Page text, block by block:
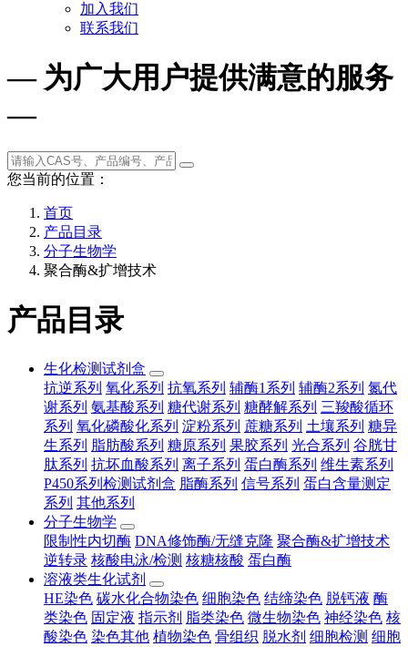
加入我们
联系我们
— 为广大用户提供满意的服务
—
您当前的位置：
首页
产品目录
分子生物学
聚合酶&扩增技术
产品目录
生化检测试剂盒
抗逆系列 氧化系列 抗氧系列 辅酶1系列 辅酶2系列 氮代
谢系列 氨基酸系列 糖代谢系列 糖酵解系列 三羧酸循环
系列 氧化磷酸化系列 淀粉系列 蔗糖系列 土壤系列 糖异
生系列
脂肪酸系列 糖原系列 果胶系列 光合系列 谷胱甘
肽系列 抗坏血酸系列 离子系列 蛋白酶系列 维生素系列
P450系列检测试剂盒 脂酶系列 信号系列 蛋白含量测定
系列 其他系列
分子生物学
限制性内切酶 DNA修饰酶/无缝克隆 聚合酶&扩增技术
逆转录 核酸电泳/检测 核糖核酸 蛋白酶
溶液类生化试剂
HE染色 碳水化合物染色 细胞染色 结缔染色 脱钙液 酶
类染色 固定液 指示剂 脂类染色 微生物染色 神经染色 核
酸染色 染色其他 植物染色 骨组织 脱水剂 细胞检测 细胞